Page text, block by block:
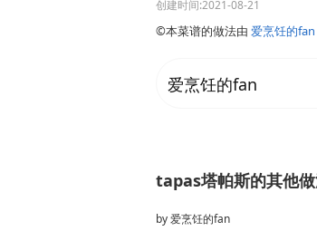
创建时间:2021-08-21
©本菜谱的做法由 爱烹饪的fan
爱烹饪的fan
tapas塔帕斯的其他
by爱烹饪的fan